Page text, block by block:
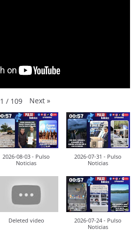
1 / 109 Next »
2026-08-03 - Pulso
Noticias
2026-07-31 - Pulso
Noticias
Deleted video
2026-07-24 - Pulso
Noticias